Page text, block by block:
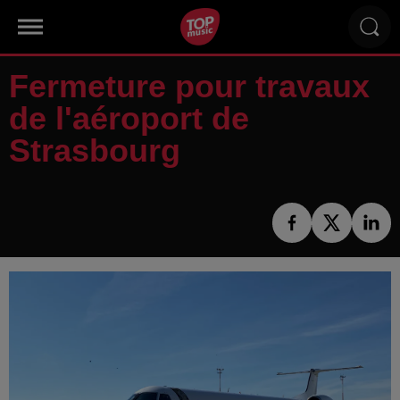
Fermeture pour travaux
de l'aéroport de
Strasbourg